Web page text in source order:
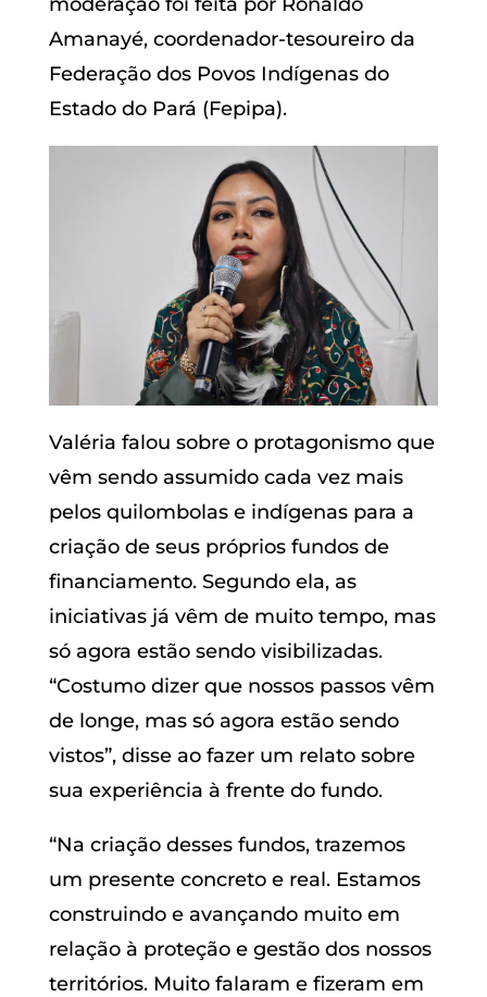
Amanayé, coordenador-tesoureiro da
Federação dos Povos Indígenas do
Estado do Pará (Fepipa).
Valéria falou sobre o protagonismo que
vêm sendo assumido cada vez mais
pelos quilombolas e indígenas para a
criação de seus próprios fundos de
financiamento. Segundo ela, as
iniciativas já vêm de muito tempo, mas
só agora estão sendo visibilizadas.
“Costumo dizer que nossos passos vêm
de longe, mas só agora estão sendo
vistos”, disse ao fazer um relato sobre
sua experiência à frente do fundo.
“Na criação desses fundos, trazemos
um presente concreto e real. Estamos
construindo e avançando muito em
relação à proteção e gestão dos nossos
territórios. Muito falaram e fizeram em